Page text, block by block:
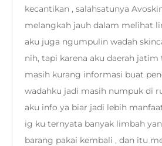
kecantikan , salahsatunya
melangkah jauh dalam melihat
aku juga ngumpulin wadah
nih, tapi karena aku daerah
masih kurang informasi buat
wadahku jadi masih numpuk di
aku info ya biar jadi lebih
ig ku ternyata banyak limbah
barang pakai kembali , dan itu